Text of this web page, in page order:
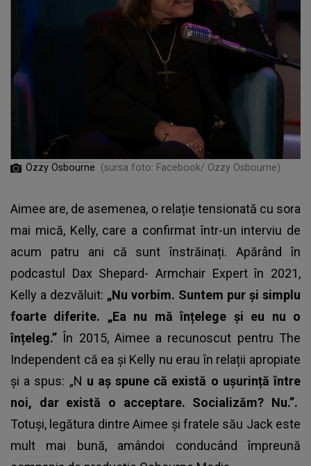
Ozzy Osbourne (sursa foto: Facebook/ Ozzy Osbourne)
Aimee are, de asemenea, o relație tensionată cu sora
mai mică, Kelly, care a confirmat într-un interviu de
acum patru ani că sunt înstrăinați. Apărând în
podcastul Dax Shepard- Armchair Expert în 2021,
Kelly a dezvăluit: „Nu vorbim. Suntem pur și simplu
foarte diferite. „Ea nu mă înțelege și eu nu o
înțeleg.” În 2015, Aimee a recunoscut pentru The
Independent că ea și Kelly nu erau în relații apropiate
și a spus: „N u aș spune că există o ușurință între
noi, dar există o acceptare. Socializăm? Nu.”.
Totuși, legătura dintre Aimee și fratele său Jack este
mult mai bună, amândoi conducând împreună